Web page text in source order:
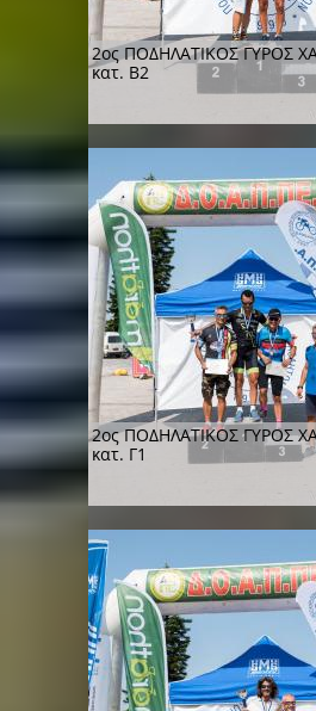
2ος ΠΟΔΗΛΑΤΙΚΟΣ ΓΥΡΟΣ
κατ. Β2
2ος ΠΟΔΗΛΑΤΙΚΟΣ ΓΥΡΟΣ
κατ. Γ1